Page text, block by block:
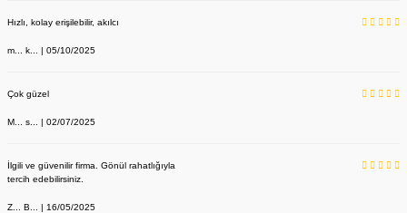
Hızlı, kolay erişilebilir, akılcı
m... k... | 05/10/2025
Çok güzel
M... s... | 02/07/2025
İlgili ve güvenilir firma. Gönül rahatlığıyla
tercih edebilirsiniz.
Z... B... | 16/05/2025